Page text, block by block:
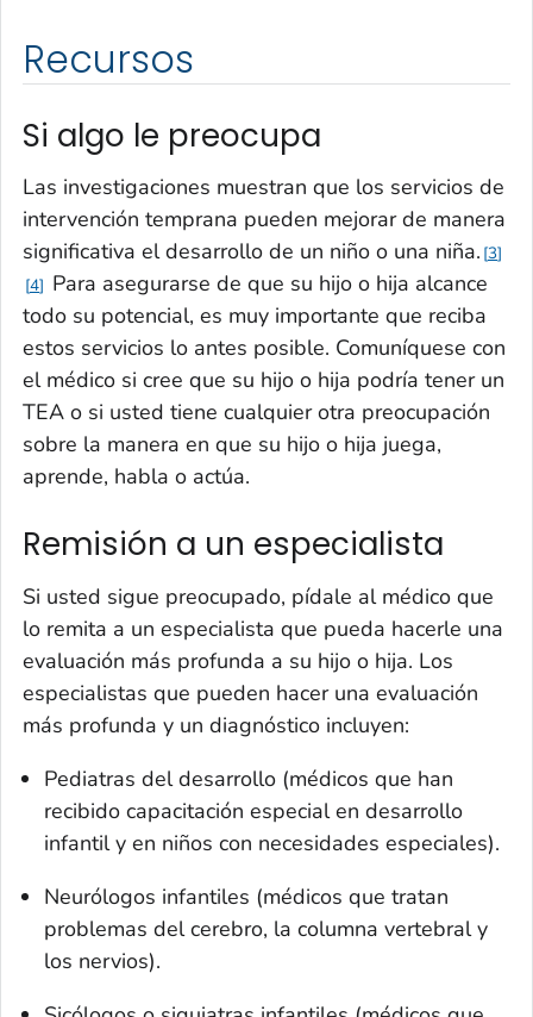
Recursos
Si algo le preocupa
Las investigaciones muestran que los servicios de
intervención temprana pueden mejorar de manera
significativa el desarrollo de un niño o una niña. 3
4
Para asegurarse de que su hijo o hija alcance
todo su potencial, es muy importante que reciba
estos servicios lo antes posible. Comuníquese con
el médico si cree que su hijo o hija podría tener un
TEA o si usted tiene cualquier otra preocupación
sobre la manera en que su hijo o hija juega,
aprende, habla o actúa.
Remisión a un especialista
Si usted sigue preocupado, pídale al médico que
lo remita a un especialista que pueda hacerle una
evaluación más profunda a su hijo o hija. Los
especialistas que pueden hacer una evaluación
más profunda y un diagnóstico incluyen:
Pediatras del desarrollo (médicos que han
recibido capacitación especial en desarrollo
infantil y en niños con necesidades especiales).
Neurólogos infantiles (médicos que tratan
problemas del cerebro, la columna vertebral y
los nervios).